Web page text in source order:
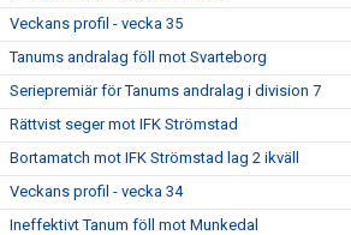
Veckans profil - vecka 35
Tanums andralag föll mot Svarteborg
Seriepremiär för Tanums andralag i division 7
Rättvist seger mot IFK Strömstad
Bortamatch mot IFK Strömstad lag 2 ikväll
Veckans profil - vecka 34
Ineffektivt Tanum föll mot Munkedal